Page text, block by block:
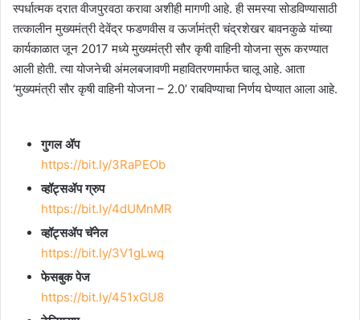
स्पर्धात्मक दरात वीजपुरवठा करावा अशीही मागणी आहे. ही समस्या सोडविण्यासाठी
तत्कालीन मुख्यमंत्री देवेंद्र फडणवीस व ऊर्जामंत्री चंद्रशेखर बावनकुळे यांच्या
कार्यकाळात जून 2017 मध्ये मुख्यमंत्री सौर कृषी वाहिनी योजना सुरू करण्यात
आली होती. त्या योजनेची अंमलबजावणी महावितरणमार्फत चालू आहे. आता
‘मुख्यमंत्री सौर कृषी वाहिनी योजना – 2.0’ राबविण्याचा निर्णय घेण्यात आला आहे.
गुगल ॲप
https://bit.ly/3RaPEOb
व्हॉट्सॲप ग्रुप
https://bit.ly/4dUMnMR
व्हॉट्सॲप चॅनेल
https://bit.ly/3V1gLwq
फेसबुक पेज
https://bit.ly/451xGU8